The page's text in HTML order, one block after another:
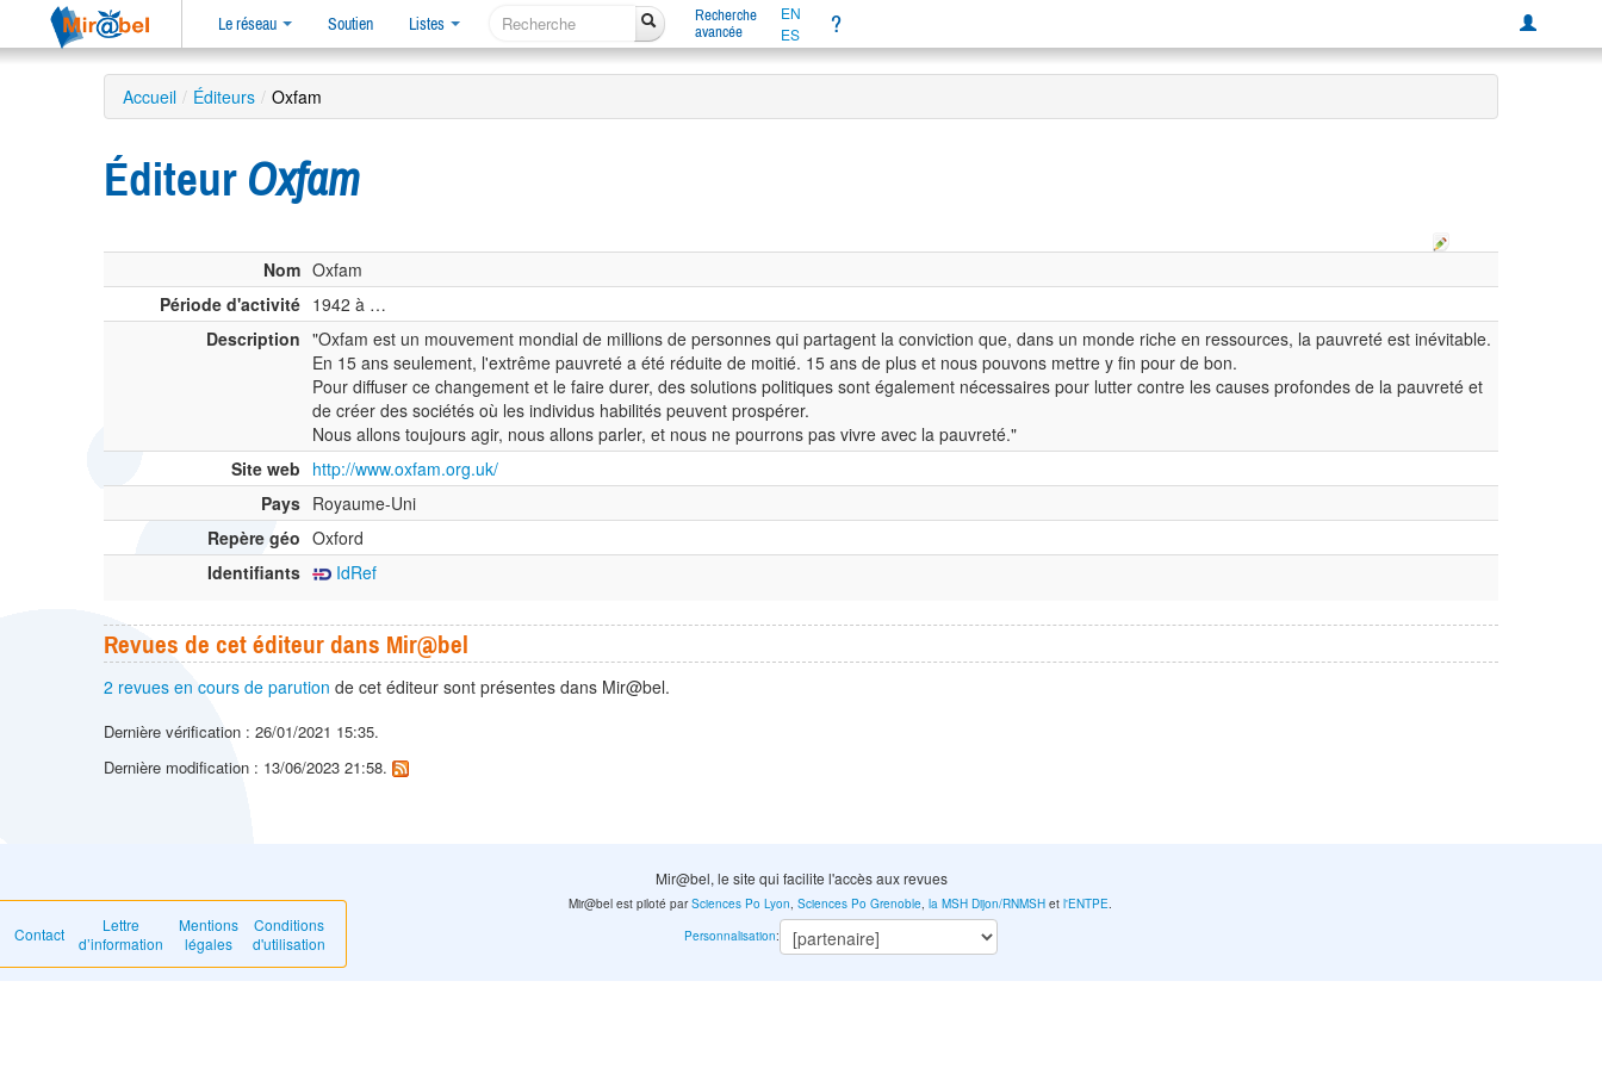
Le réseau Soutien Listes
Recherche
avancée
EN
ES
?
Accueil / Éditeurs / Oxfam
Éditeur Oxfam
Nom Oxfam
Période d'activité 1942 à …
Description "Oxfam est un mouvement mondial de millions de personnes qui partagent la conviction que, dans un monde riche en ressources, la pauvreté est inévitable.
En 15 ans seulement, l'extrême pauvreté a été réduite de moitié. 15 ans de plus et nous pouvons mettre y fin pour de bon.
Pour diffuser ce changement et le faire durer, des solutions politiques sont également nécessaires pour lutter contre les causes profondes de la pauvreté et
de créer des sociétés où les individus habilités peuvent prospérer.
Nous allons toujours agir, nous allons parler, et nous ne pourrons pas vivre avec la pauvreté."
Site web http://www.oxfam.org.uk/
Pays Royaume-Uni
Repère géo Oxford
Identifiants
IdRef
Revues de cet éditeur dans Mir@bel
2 revues en cours de parution de cet éditeur sont présentes dans Mir@bel.
Dernière vérification : 26/01/2021 15:35.
Dernière modification : 13/06/2023 21:58.
Mir@bel, le site qui facilite l'accès aux revues
Contact
Lettre
d’information
Mentions
légales
Conditions
d'utilisation
Mir@bel est piloté parSciences Po Lyon,Sciences Po Grenoble,la MSH Dijon/RNMSH etl'ENTPE.
Personnalisation: